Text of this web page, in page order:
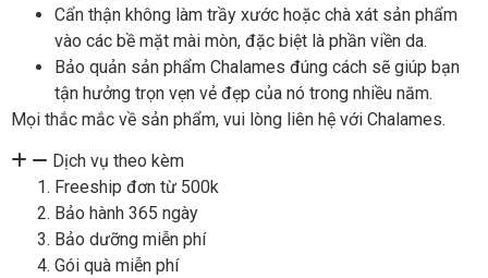
Cẩn thận không làm trầy xước hoặc chà xát sản phẩm
vào các bề mặt mài mòn, đặc biệt là phần viền da.
Bảo quản sản phẩm Chalames đúng cách sẽ giúp bạn
tận hưởng trọn vẹn vẻ đẹp của nó trong nhiều năm.
Mọi thắc mắc về sản phẩm, vui lòng liên hệ với Chalames.
Dịch vụ theo kèm
Freeship đơn từ 500k
Bảo hành 365 ngày
Bảo dưỡng miễn phí
Gói quà miễn phí